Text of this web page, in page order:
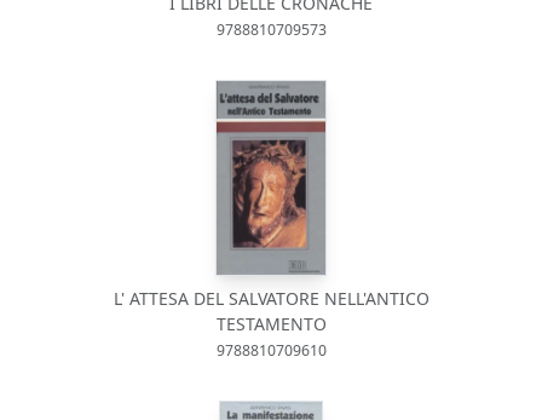
9788810709573
L' ATTESA DEL SALVATORE NELL'ANTICO
TESTAMENTO
9788810709610